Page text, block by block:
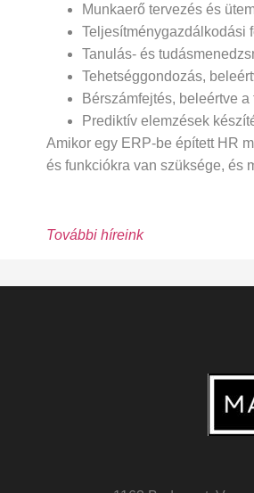
Munkaerő tervezés és
Teljesítménygazdálkodási
Tanulás- és
Tehetséggondozás,
Bérszámfejtés, beleértve
Prediktív elemzések
Amikor egy ERP-be épített HR
és funkciókra van szüksége, és
További híreink